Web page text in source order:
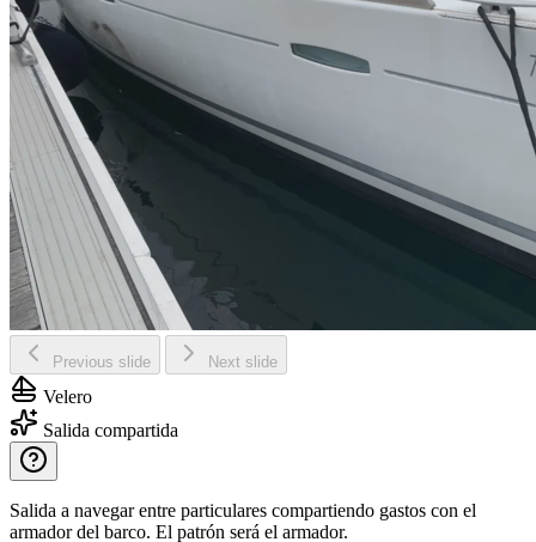
Previous slide Next slide
Velero
Salida compartida
Salida a navegar entre particulares compartiendo gastos con el
armador del barco. El patrón será el armador.